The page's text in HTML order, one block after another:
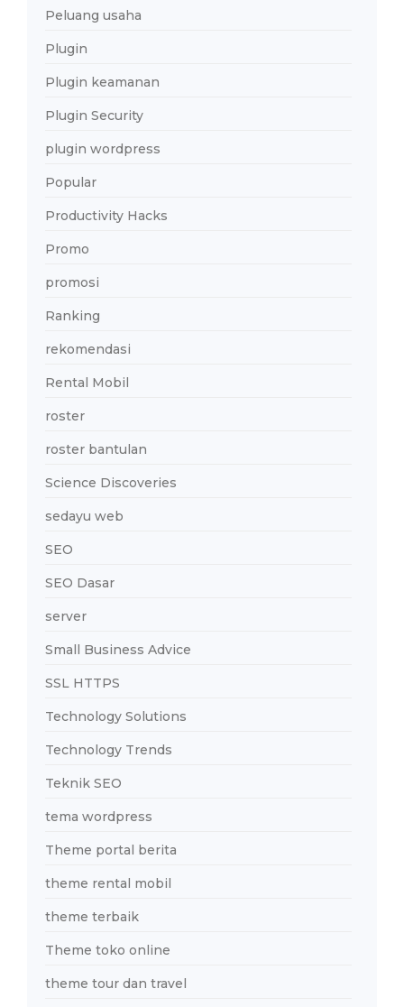
Peluang usaha
Plugin
Plugin keamanan
Plugin Security
plugin wordpress
Popular
Productivity Hacks
Promo
promosi
Ranking
rekomendasi
Rental Mobil
roster
roster bantulan
Science Discoveries
sedayu web
SEO
SEO Dasar
server
Small Business Advice
SSL HTTPS
Technology Solutions
Technology Trends
Teknik SEO
tema wordpress
Theme portal berita
theme rental mobil
theme terbaik
Theme toko online
theme tour dan travel